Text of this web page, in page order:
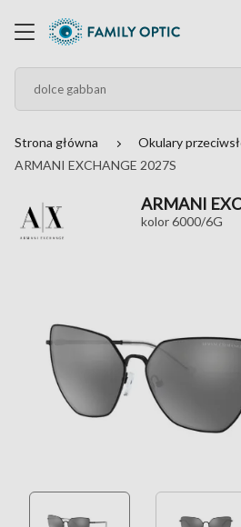
Strona główna
Okulary
ARMANI EXCHANGE 2027S
ARMANI
kolor 6000/6G